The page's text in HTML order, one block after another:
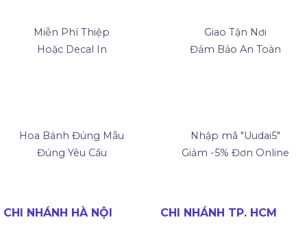
Miễn Phí Thiệp
Hoặc Decal In
Giao Tận Nơi
Đảm Bảo An Toàn
Hoa Bánh Đúng Mẫu
Đúng Yêu Cầu
Nhập mã "Uudai5"
Giảm -5% Đơn Online
CHI NHÁNH HÀ NỘI CHI NHÁNH TP. HCM